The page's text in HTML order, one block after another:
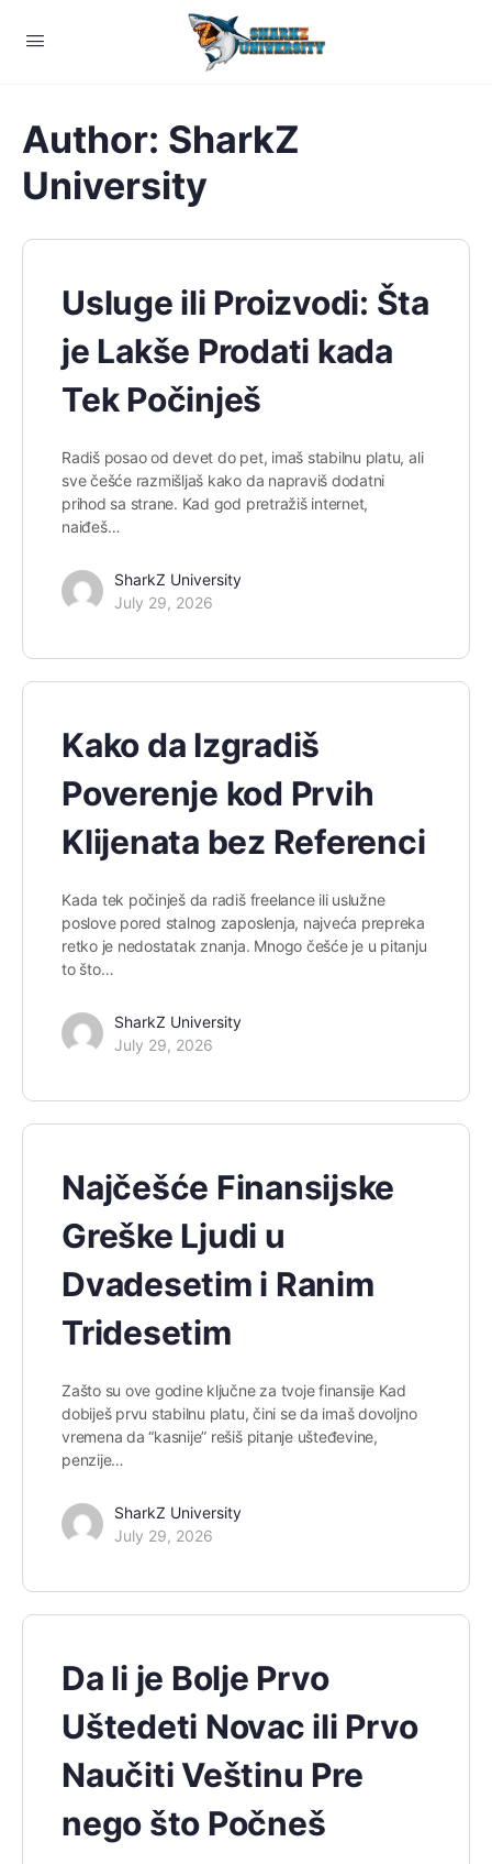
Author: SharkZ
University
Usluge ili Proizvodi: Šta
je Lakše Prodati kada
Tek Počinješ
Radiš posao od devet do pet, imaš stabilnu platu, ali
sve češće razmišljaš kako da napraviš dodatni
prihod sa strane. Kad god pretražiš internet,
naiđeš…
SharkZ University
July 29, 2026
Kako da Izgradiš
Poverenje kod Prvih
Klijenata bez Referenci
Kada tek počinješ da radiš freelance ili uslužne
poslove pored stalnog zaposlenja, najveća prepreka
retko je nedostatak znanja. Mnogo češće je u pitanju
to što…
SharkZ University
July 29, 2026
Najčešće Finansijske
Greške Ljudi u
Dvadesetim i Ranim
Tridesetim
Zašto su ove godine ključne za tvoje finansije Kad
dobiješ prvu stabilnu platu, čini se da imaš dovoljno
vremena da “kasnije” rešiš pitanje ušteđevine,
penzije…
SharkZ University
July 29, 2026
Da li je Bolje Prvo
Uštedeti Novac ili Prvo
Naučiti Veštinu Pre
nego što Počneš